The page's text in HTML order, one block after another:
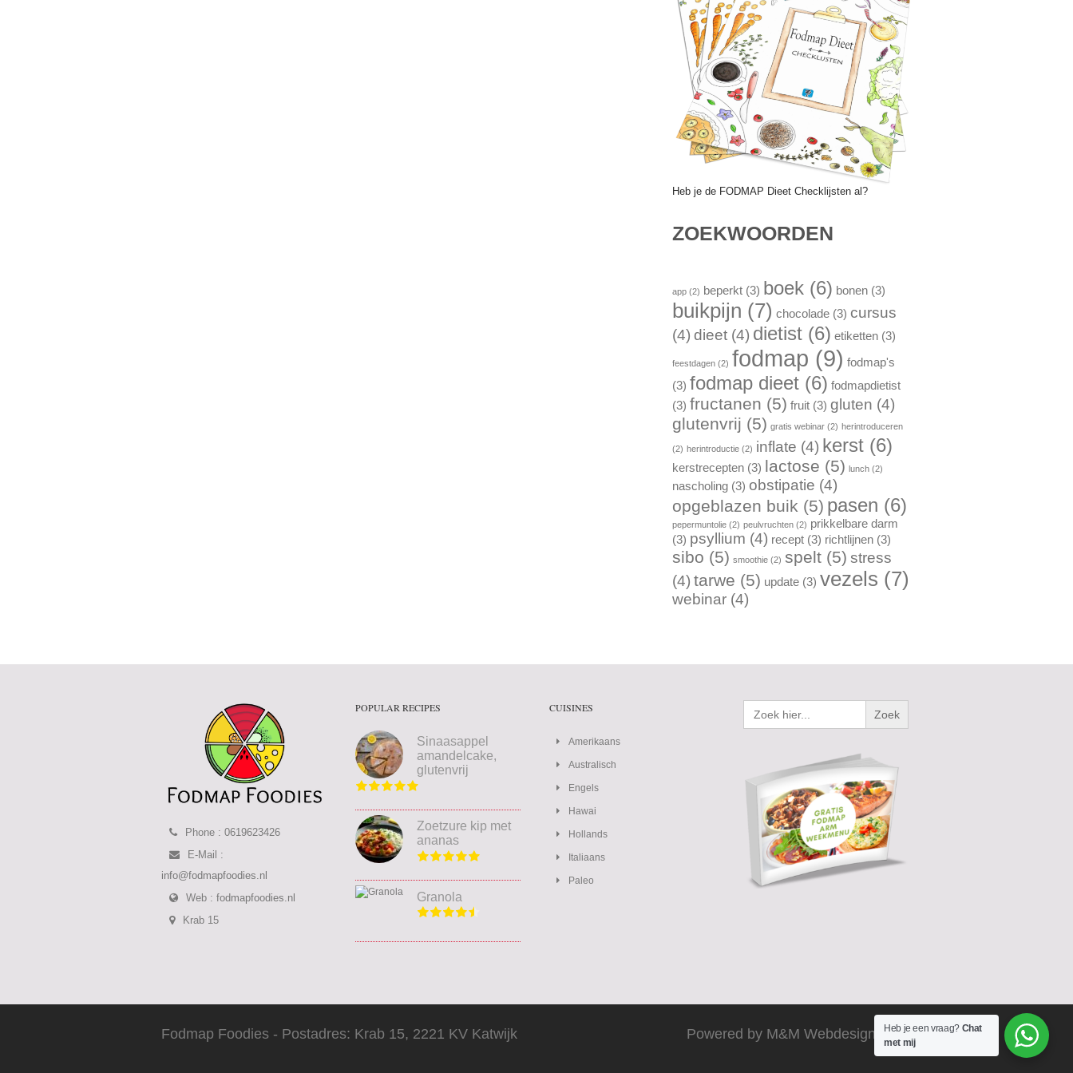
Heb je de FODMAP Dieet Checklijsten al?
ZOEKWOORDEN
app (2) beperkt (3) boek (6) bonen (3)
buikpijn (7) chocolade (3) cursus
(4) dieet (4) dietist (6) etiketten (3)
feestdagen (2) fodmap (9) fodmap's
(3) fodmap dieet (6) fodmapdietist
(3) fructanen (5) fruit (3) gluten (4)
glutenvrij (5) gratis webinar (2) herintroduceren
(2) herintroductie (2) inflate (4) kerst (6)
kerstrecepten (3) lactose (5) lunch (2)
nascholing (3) obstipatie (4)
opgeblazen buik (5) pasen (6)
pepermuntolie (2) peulvruchten (2) prikkelbare darm
(3) psyllium (4) recept (3) richtlijnen (3)
sibo (5) smoothie (2) spelt (5) stress
(4) tarwe (5) update (3) vezels (7)
webinar (4)
Phone : 0619623426
E-Mail :
info@fodmapfoodies.nl
Web : fodmapfoodies.nl
Krab 15
POPULAR RECIPES
Sinaasappel
amandelcake,
glutenvrij
Zoetzure kip met
ananas
Granola
CUISINES
Amerikaans
Australisch
Engels
Hawai
Hollands
Italiaans
Paleo
Zoek
naar:
Fodmap Foodies - Postadres: Krab 15, 2221 KV Katwijk Powered by M&M Webdesign 2025Heb je een vraag? Chat
met mij